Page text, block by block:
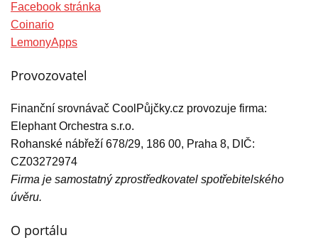
Facebook stránka
Coinario
LemonyApps
Provozovatel
Finanční srovnávač CoolPůjčky.cz provozuje firma:
Elephant Orchestra s.r.o.
Rohanské nábřeží 678/29, 186 00, Praha 8, DIČ:
CZ03272974
Firma je samostatný zprostředkovatel spotřebitelského
úvěru.
O portálu